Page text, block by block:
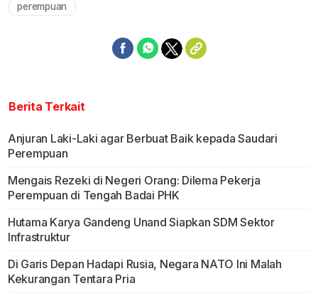
perempuan
Berita Terkait
Anjuran Laki-Laki agar Berbuat Baik kepada Saudari
Perempuan
Mengais Rezeki di Negeri Orang: Dilema Pekerja
Perempuan di Tengah Badai PHK
Hutama Karya Gandeng Unand Siapkan SDM Sektor
Infrastruktur
Di Garis Depan Hadapi Rusia, Negara NATO Ini Malah
Kekurangan Tentara Pria